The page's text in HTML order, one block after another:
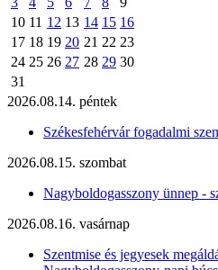
10 11 12 13 14 15 16
17 18 19 20 21 22 23
24 25 26 27 28 29 30
31
2026.08.14. péntek
Székesfehérvár fogadalmi
2026.08.15. szombat
Nagyboldogasszony ünnep -
2026.08.16. vasárnap
Szentmise és jegyesek